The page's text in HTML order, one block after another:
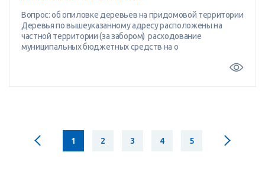
Вопрос: об опиловке деревьев на придомовой территории
Деревья по вышеуказанному адресу расположены на
частной территории (за забором) расходование
муниципальных бюджетных средств на о
1 2 3 4 5